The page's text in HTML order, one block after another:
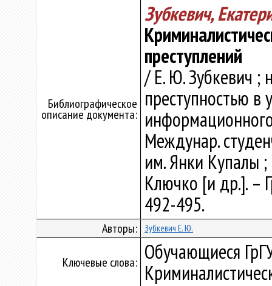
Библиографическое
описание документа:
Зубкевич,
преступлений
/ Е. Ю. Зубкевич ;
преступностью в
Междунар.
им. Янки Купалы ;
Ключко [и др.]. –
492-495.
Авторы: Зубкевич Е. Ю.
Ключевые слова: Обучающиеся